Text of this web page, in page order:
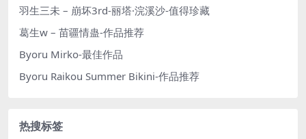
羽生三未 – 崩坏3rd-丽塔·浣溪沙-值得珍藏
葛生w – 苗疆情蛊-作品推荐
Byoru Mirko-最佳作品
Byoru Raikou Summer Bikini-作品推荐
热搜标签